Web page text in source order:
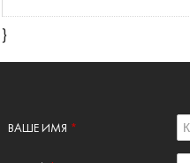
}
ВАШЕ ИМЯ *